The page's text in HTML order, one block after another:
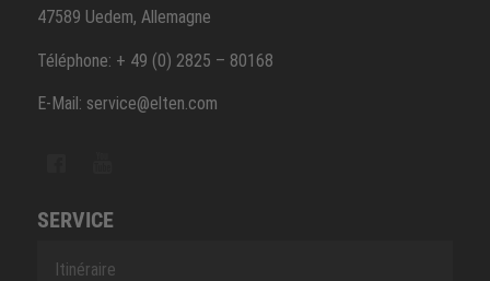
47589 Uedem, Allemagne
Téléphone: + 49 (0) 2825 – 80168
E-Mail: service@elten.com
SERVICE
Itinéraire